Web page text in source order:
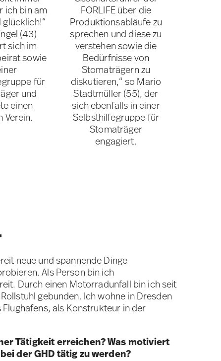
ich bin am
glücklich!“
(43)
sich im
sowie
für
und
einen
Verein.
FORLIFE über die
Produktionsabläufe zu
sprechen und diese zu
verstehen sowie die
Bedürfnisse von
Stomaträgern zu
diskutieren,“ so Mario
Stadtmüller (55), der
sich ebenfalls in einer
Selbsthilfegruppe für
Stomaträger
engagiert.
neue und spannende Dinge
Als Person bin ich
Durch einen Motorradunfall bin ich seit
gebunden. Ich wohne in Dresden
als Konstrukteur in der
Tätigkeit erreichen? Was motiviert
der GHD tätig zu werden?